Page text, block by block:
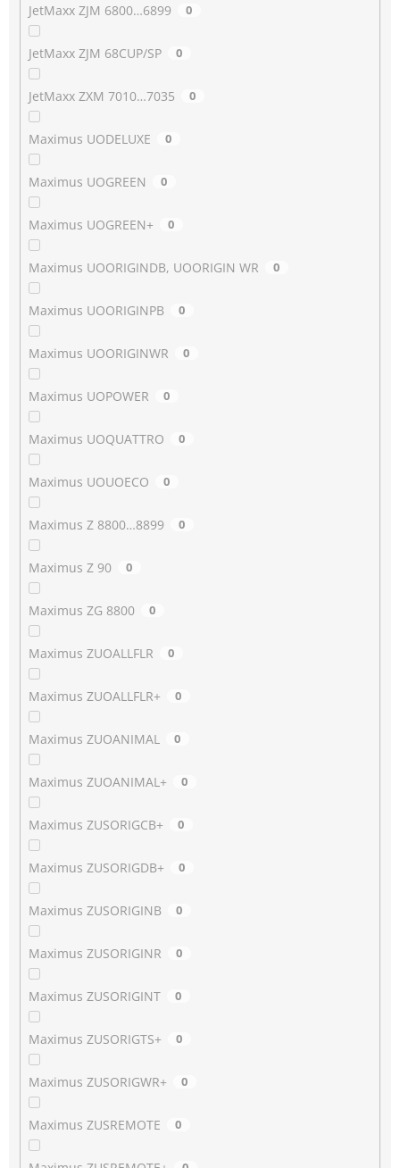
JetMaxx ZJM 6800…6899 0
JetMaxx ZJM 68CUP/SP 0
JetMaxx ZXM 7010…7035 0
Maximus UODELUXE 0
Maximus UOGREEN 0
Maximus UOGREEN+ 0
Maximus UOORIGINDB, UOORIGIN WR 0
Maximus UOORIGINPB 0
Maximus UOORIGINWR 0
Maximus UOPOWER 0
Maximus UOQUATTRO 0
Maximus UOUOECO 0
Maximus Z 8800…8899 0
Maximus Z 90 0
Maximus ZG 8800 0
Maximus ZUOALLFLR 0
Maximus ZUOALLFLR+ 0
Maximus ZUOANIMAL 0
Maximus ZUOANIMAL+ 0
Maximus ZUSORIGCB+ 0
Maximus ZUSORIGDB+ 0
Maximus ZUSORIGINB 0
Maximus ZUSORIGINR 0
Maximus ZUSORIGINT 0
Maximus ZUSORIGTS+ 0
Maximus ZUSORIGWR+ 0
Maximus ZUSREMOTE 0